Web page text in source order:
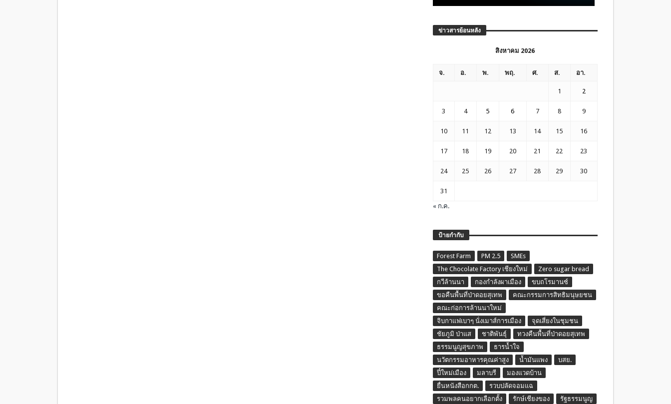
ข่าวสารย้อนหลัง
สิงหาคม 2026
จ. อ. พ. พฤ. ศ. ส. อา.
1 2
3 4 5 6 7 8 9
10 11 12 13 14 15 16
17 18 19 20 21 22 23
24 25 26 27 28 29 30
31
« ก.ค.
ป้ายกำกับ
Forest Farm PM 2.5
SMEs
The Chocolate Factory เชียงใหม่
Zero sugar bread
กวีล้านนา
กองกำลังผาเมือง
ขบถโรมานซ์
ขอคืนพื้นที่ป่าดอยสุเทพ
คณะกรรมการสิทธิมนุษยชน
คณะก่อการล้านนาใหม่
จิบกาแฟเบาๆ นั่งเมาส์การเมือง
จุดเสี่ยงในชุมชน
ชัยภูมิ ป่าแส
ชาติพันธุ์
ทวงคืนพื้นที่ป่าดอยสุเทพ
ธรรมนูญสุขภาพ
ธารน้ำใจ
นวัตกรรมอาหารคุณค่าสูง
น้ำมันแพง
บสย.
ปี๋ใหม่เมือง
มลาบรี
มองแวดบ้าน
ยื่นหนังสือกกต.
รวบปลัดจอมแฉ
รวมพลคนอยากเลือกตั้ง
รักษ์เชียงของ รัฐธรรมนูญ